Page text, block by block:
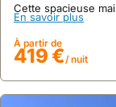
Cette spacieuse
principale et une
personnes et
reposant.
En savoir plus
À partir de
419 €/ nuit